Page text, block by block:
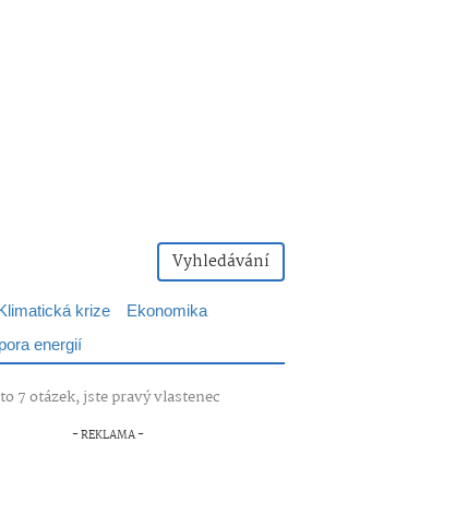
Vyhledávání
krize
Ekonomika
energií
7 otázek, jste pravý vlastenec